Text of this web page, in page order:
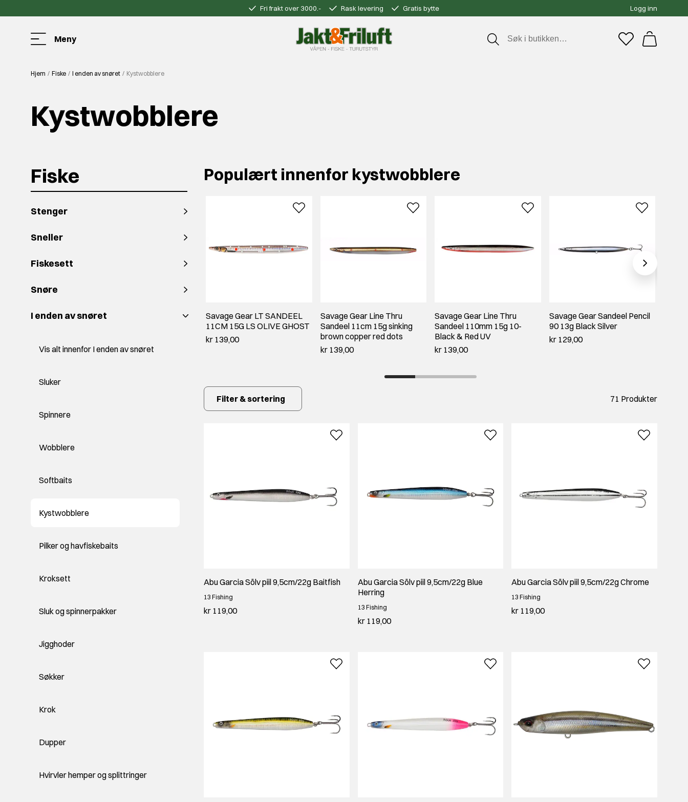
Fri frakt over 3000.- Rask levering Gratis bytte Logg inn
Meny
Hjem Fiske I enden av snøret Kystwobblere
Kystwobblere
Fiske
Stenger
Sneller
Fiskesett
Snøre
I enden av snøret
Vis alt innenfor I enden av snøret
Sluker
Spinnere
Wobblere
Softbaits
Kystwobblere
Pilker og havfiskebaits
Kroksett
Sluk og spinnerpakker
Jigghoder
Søkker
Krok
Dupper
Hvirvler hemper og splittringer
Populært innenfor kystwobblere
Savage Gear LT SANDEEL
11CM 15G LS OLIVE GHOST
kr 139,00
Savage Gear Line Thru
Sandeel 11cm 15g sinking
brown copper red dots
kr 139,00
Savage Gear Line Thru
Sandeel 110mm 15g 10-
Black & Red UV
kr 139,00
Savage Gear Sandeel Pencil
90 13g Black Silver
kr 129,00
Filter & sortering 71 Produkter
Abu Garcia Sölv piil 9,5cm/22g Baitfish
13 Fishing
kr 119,00
Abu Garcia Sölv piil 9,5cm/22g Blue
Herring
13 Fishing
kr 119,00
Abu Garcia Sölv piil 9,5cm/22g Chrome
13 Fishing
kr 119,00